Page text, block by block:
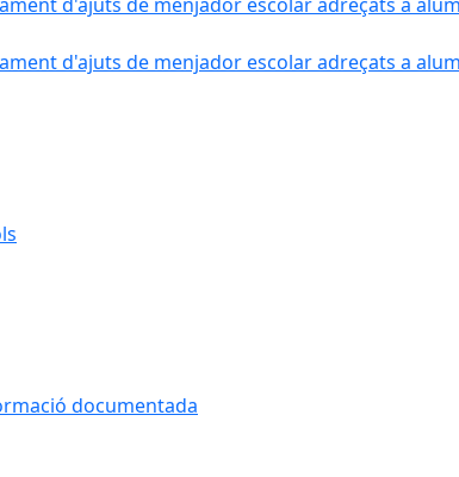
d'ajuts de menjador escolar adreçats a
documentada